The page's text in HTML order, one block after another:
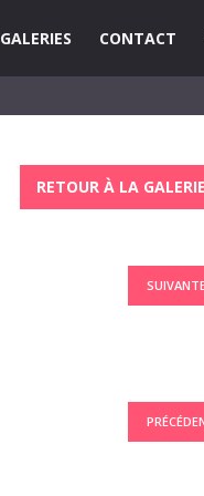
GALERIES CONTACT
RETOUR À LA GALERIE